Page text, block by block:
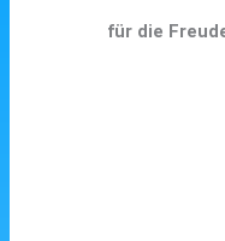
für die